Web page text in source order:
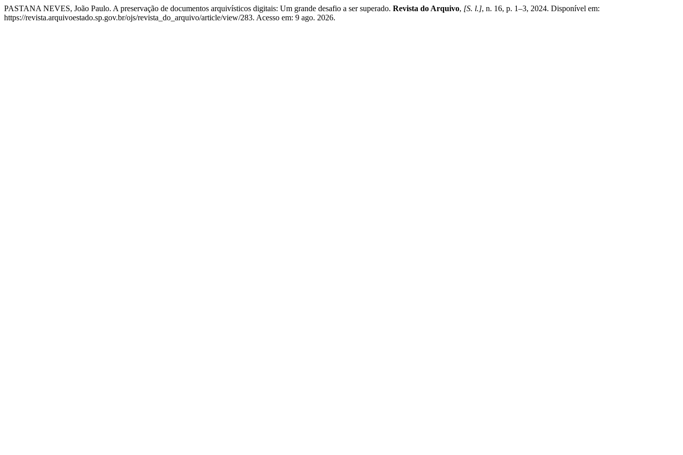
PASTANA NEVES, João Paulo. A preservação de documentos arquivísticos digitais: Um grande desafio a ser superado. Revista do Arquivo, [S. l.], n. 16, p. 1–3, 2024. Disponível em:
https://revista.arquivoestado.sp.gov.br/ojs/revista_do_arquivo/article/view/283. Acesso em: 9 ago. 2026.